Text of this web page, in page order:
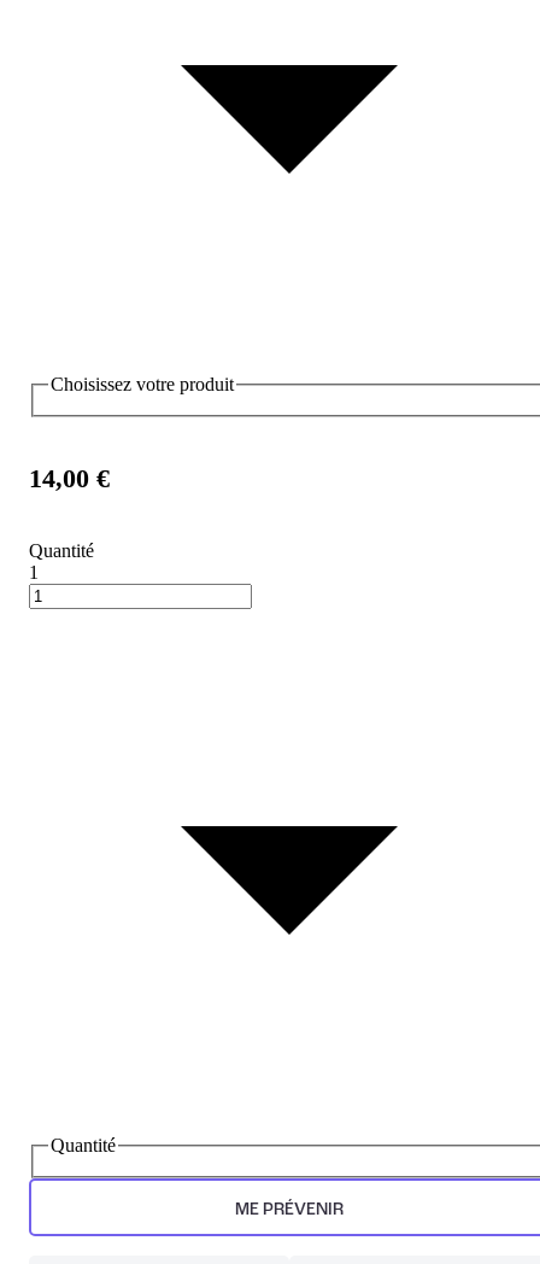
Choisissez votre produit
14,00 €
Quantité
1
Quantité
ME PRÉVENIR